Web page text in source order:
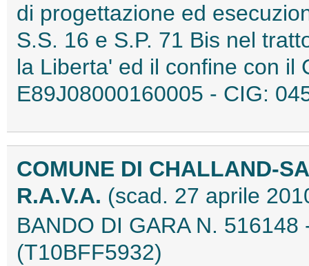
di progettazione ed
S.S. 16 e S.P. 71 Bis nel
la Liberta' ed il confine con il
E89J08000160005 - CIG:
COMUNE DI CHALLAND-
R.A.V.A. (scad. 27 aprile
BANDO DI GARA N.
(T10BFF5932)